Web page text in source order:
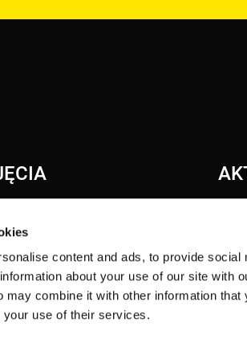
content and ads, to provide social
about your use of our site with
combine it with other information that
your use of their services.
CENTRUM TESTOWE
/ TRICON